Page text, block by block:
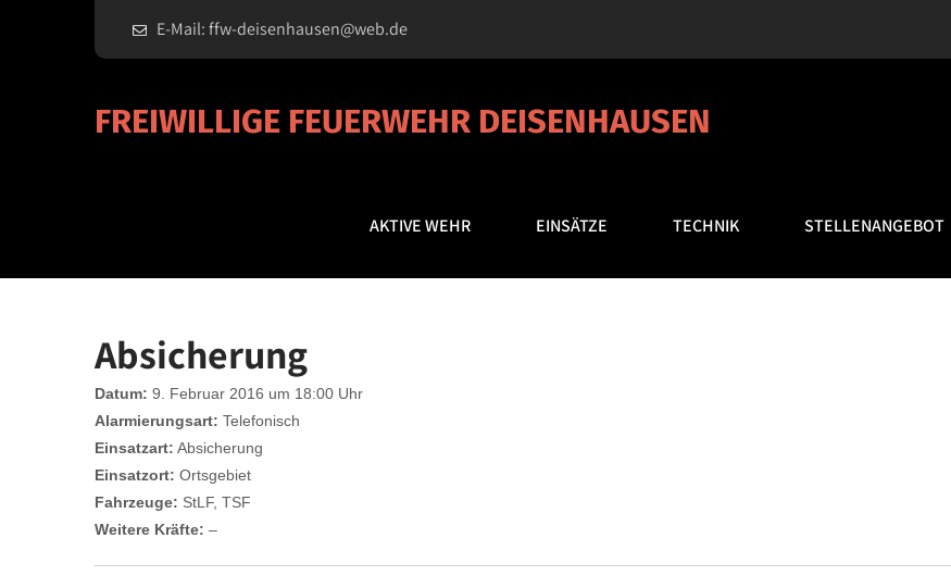
E-Mail: ffw-deisenhausen@web.de
FREIWILLIGE FEUERWEHR DEISENHAUSEN
AKTIVE WEHR EINSÄTZE TECHNIK STELLENANGEBOT
Absicherung
Datum: 9. Februar 2016 um 18:00 Uhr
Alarmierungsart: Telefonisch
Einsatzart: Absicherung
Einsatzort: Ortsgebiet
Fahrzeuge: StLF, TSF
Weitere Kräfte: –